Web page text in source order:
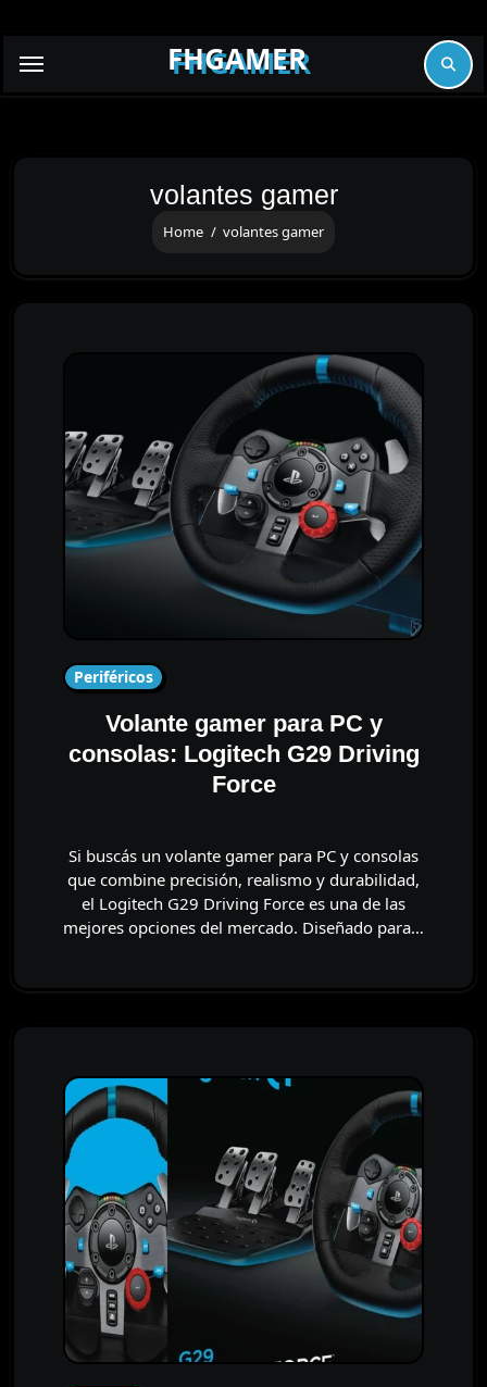
FHGAMER
volantes gamer
Home volantes gamer
Periféricos
Volante gamer para PC y
consolas: Logitech G29 Driving
Force
Si buscás un volante gamer para PC y consolas
que combine precisión, realismo y durabilidad,
el Logitech G29 Driving Force es una de las
mejores opciones del mercado. Diseñado para…